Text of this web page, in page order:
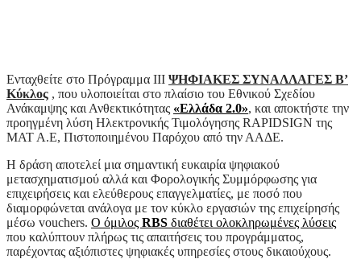
Ενταχθείτε στο Πρόγραμμα ΙΙΙ ΨΗΦΙΑΚΕΣ ΣΥΝΑΛΛΑΓΕΣ Β’
Κύκλος , που υλοποιείται στο πλαίσιο του Εθνικού Σχεδίου
Ανάκαμψης και Ανθεκτικότητας «Ελλάδα 2.0», και αποκτήστε την
προηγμένη λύση Ηλεκτρονικής Τιμολόγησης RAPIDSIGN της
ΜΑΤ Α.Ε, Πιστοποιημένου Παρόχου από την ΑΑΔΕ.
Η δράση αποτελεί μια σημαντική ευκαιρία ψηφιακού
μετασχηματισμού αλλά και Φορολογικής Συμμόρφωσης για
επιχειρήσεις και ελεύθερους επαγγελματίες, με ποσό που
διαμορφώνεται ανάλογα με τον κύκλο εργασιών της επιχείρησής
μέσω vouchers. Ο όμιλος RBS διαθέτει ολοκληρωμένες λύσεις
που καλύπτουν πλήρως τις απαιτήσεις του προγράμματος,
παρέχοντας αξιόπιστες ψηφιακές υπηρεσίες στους δικαιούχους.